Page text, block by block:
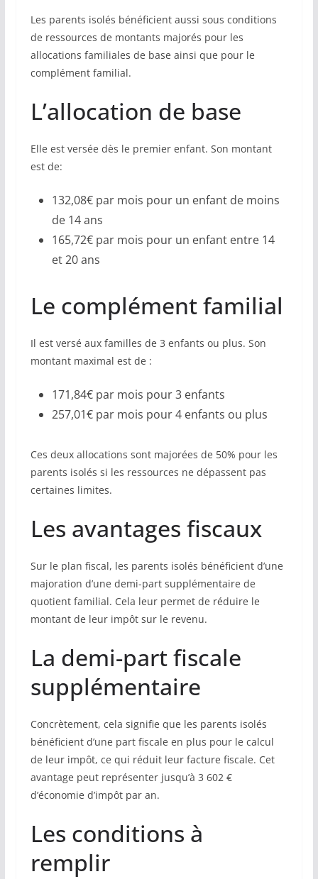
Les parents isolés bénéficient aussi sous conditions
de ressources de montants majorés pour les
allocations familiales de base ainsi que pour le
complément familial.
L’allocation de base
Elle est versée dès le premier enfant. Son montant
est de:
132,08€ par mois pour un enfant de moins
de 14 ans
165,72€ par mois pour un enfant entre 14
et 20 ans
Le complément familial
Il est versé aux familles de 3 enfants ou plus. Son
montant maximal est de :
171,84€ par mois pour 3 enfants
257,01€ par mois pour 4 enfants ou plus
Ces deux allocations sont majorées de 50% pour les
parents isolés si les ressources ne dépassent pas
certaines limites.
Les avantages fiscaux
Sur le plan fiscal, les parents isolés bénéficient d’une
majoration d’une demi-part supplémentaire de
quotient familial. Cela leur permet de réduire le
montant de leur impôt sur le revenu.
La demi-part fiscale
supplémentaire
Concrètement, cela signifie que les parents isolés
bénéficient d’une part fiscale en plus pour le calcul
de leur impôt, ce qui réduit leur facture fiscale. Cet
avantage peut représenter jusqu’à 3 602 €
d’économie d’impôt par an.
Les conditions à
remplir